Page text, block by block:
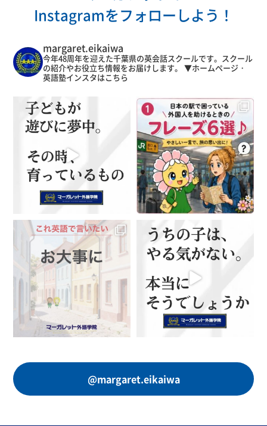
Instagramをフォローしよう！
margaret.eikaiwa
今年48周年を迎えた千葉県の英会話スクールです。スクール
の紹介やお役立ち情報をお届けします。 ▼ホームページ・
英語塾インスタはこちら
@margaret.eikaiwa